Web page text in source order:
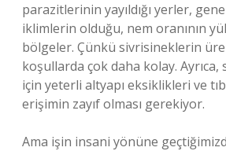
parazitlerinin yayıldığı yerler,
iklimlerin olduğu, nem oranının
bölgeler. Çünkü sivrisineklerin
koşullarda çok daha kolay. Ayrıca,
için yeterli altyapı eksiklikleri ve
erişimin zayıf olması gerekiyor.
Ama işin insani yönüne